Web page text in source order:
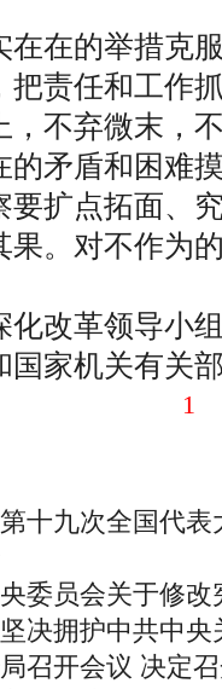
在的举措克服
把责任和工作
，不弃微末，
的矛盾和困难
要扩点拓面、
果。对不作为
改革领导小组
国家机关有关
1
第十九次全国代
委员会关于修
决拥护中共中
召开会议 决定